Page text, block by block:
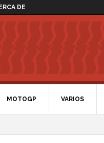
DE
MOTOGP VARIOS